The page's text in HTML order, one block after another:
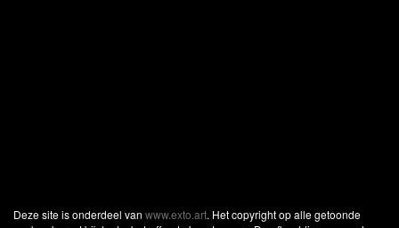
Deze site is onderdeel van www.exto.art. Het copyright op alle getoonde